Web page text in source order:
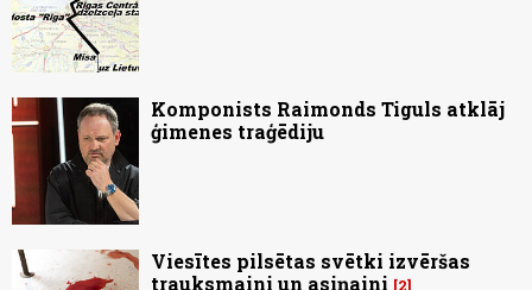
Komponists Raimonds Tiguls atklāj
ģimenes traģēdiju
Viesītes pilsētas svētki izvēršas
trauksmaini un asiņaini
2